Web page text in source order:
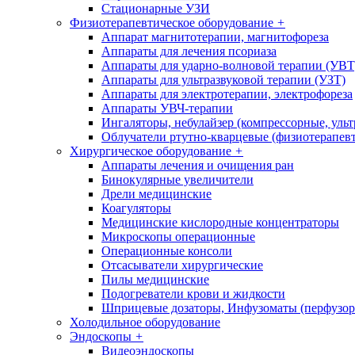
Стационарные УЗИ
Физиотерапевтическое оборудование +
Аппарат магнитотерапии, магнитофореза
Аппараты для лечения псориаза
Аппараты для ударно-волновой терапии
Аппараты для ультразвуковой терапии (УЗТ)
Аппараты для электротерапии, электрофореза
Аппараты УВЧ-терапии
Ингаляторы, небулайзер (компрессорные,
Облучатели ртутно-кварцевые
Хирургическое оборудование +
Аппараты лечения и очищения ран
Бинокулярные увеличители
Дрели медицинские
Коагуляторы
Медицинские кислородные концентраторы
Микроскопы операционные
Операционные консоли
Отсасыватели хирургические
Пилы медицинские
Подогреватели крови и жидкости
Шприцевые дозаторы, Инфузоматы
Холодильное оборудование
Эндоскопы +
Видеоэндоскопы